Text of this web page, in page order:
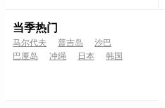
当季热门
马尔代夫 普吉岛
沙巴
巴厘岛
冲绳 日本 韩国